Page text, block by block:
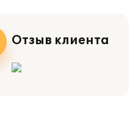
Отзыв клиента